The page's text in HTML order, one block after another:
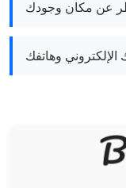
عن مكان وجودك
الإلكتروني وهاتفك